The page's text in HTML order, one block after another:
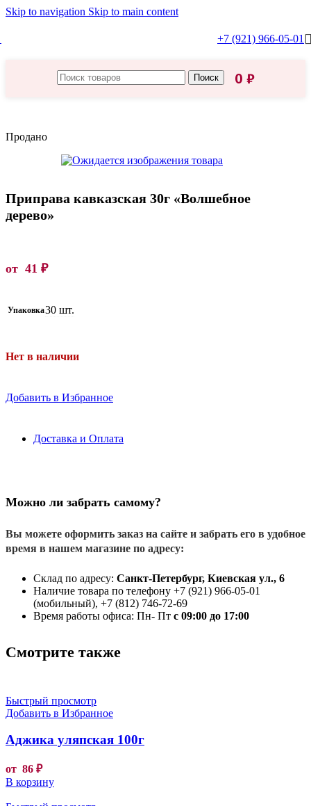
Skip to navigation Skip to main content
+7 (921) 966-05-01
Поиск 0 ₽
Продано
Приправа кавказская 30г «Волшебное
дерево»
от 41 ₽
Упаковка30 шт.
Нет в наличии
Добавить в Избранное
Доставка и Оплата
Можно ли забрать самому?
Вы можете оформить заказ на сайте и забрать его в удобное
время в нашем магазине по адресу:
Склад по адресу: Санкт-Петербург, Киевская ул., 6
Наличие товара по телефону +7 (921) 966-05-01
(мобильный), +7 (812) 746-72-69
Время работы офиса: Пн- Пт с 09:00 до 17:00
Смотрите также
Быстрый просмотр
Добавить в Избранное
Аджика уляпская 100г
от 86 ₽
В корзину